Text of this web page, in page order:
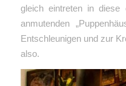
gleich eintreten in diese
anmutenden
Entschleunigen und zur
also.